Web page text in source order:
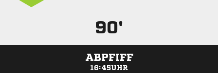
90'
ABPFIFF
16:45UHR